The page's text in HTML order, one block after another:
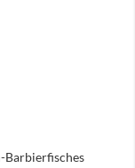
Barbierfisches